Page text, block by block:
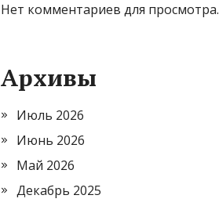
Нет комментариев для просмотра.
Архивы
Июль 2026
Июнь 2026
Май 2026
Декабрь 2025